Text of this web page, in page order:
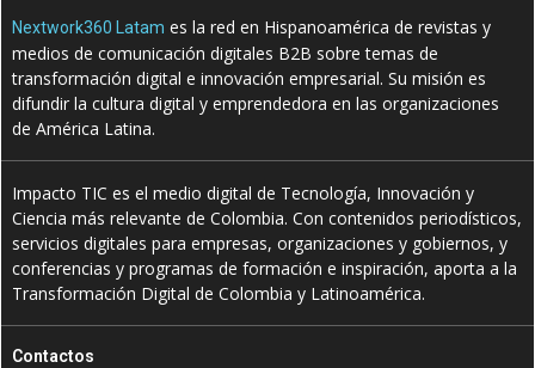
Nextwork360 Latam es la red en Hispanoamérica de revistas y
medios de comunicación digitales B2B sobre temas de
transformación digital e innovación empresarial. Su misión es
difundir la cultura digital y emprendedora en las organizaciones
de América Latina.
Impacto TIC es el medio digital de Tecnología, Innovación y
Ciencia más relevante de Colombia. Con contenidos periodísticos,
servicios digitales para empresas, organizaciones y gobiernos, y
conferencias y programas de formación e inspiración, aporta a la
Transformación Digital de Colombia y Latinoamérica.
Contactos